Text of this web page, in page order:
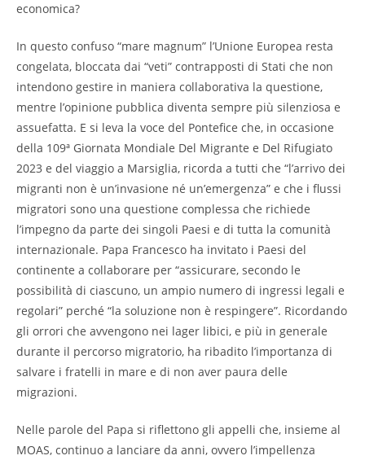
economica?
In questo confuso “mare magnum” l’Unione Europea resta
congelata, bloccata dai “veti” contrapposti di Stati che non
intendono gestire in maniera collaborativa la questione,
mentre l’opinione pubblica diventa sempre più silenziosa e
assuefatta. E si leva la voce del Pontefice che, in occasione
della 109ª Giornata Mondiale Del Migrante e Del Rifugiato
2023 e del viaggio a Marsiglia, ricorda a tutti che “l’arrivo dei
migranti non è un’invasione né un’emergenza” e che i flussi
migratori sono una questione complessa che richiede
l’impegno da parte dei singoli Paesi e di tutta la comunità
internazionale. Papa Francesco ha invitato i Paesi del
continente a collaborare per “assicurare, secondo le
possibilità di ciascuno, un ampio numero di ingressi legali e
regolari” perché “la soluzione non è respingere”. Ricordando
gli orrori che avvengono nei lager libici, e più in generale
durante il percorso migratorio, ha ribadito l’importanza di
salvare i fratelli in mare e di non aver paura delle
migrazioni.
Nelle parole del Papa si riflettono gli appelli che, insieme al
MOAS, continuo a lanciare da anni, ovvero l’impellenza